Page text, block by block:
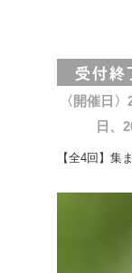
〈開催日
日、
【全4回】集